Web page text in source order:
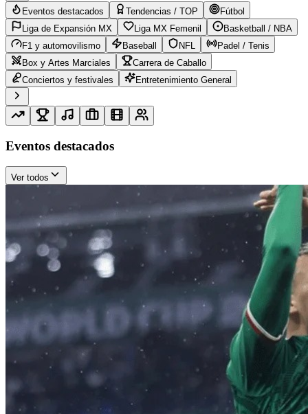
Eventos destacados Tendencias / TOP
Fútbol
Liga de Expansión MX
Liga MX Femenil
Basketball / NBA
F1 y automovilismo
Baseball NFL
Padel / Tenis
Box y Artes Marciales
Carrera de Caballo
Conciertos y festivales
Entretenimiento General
Eventos destacados
Ver todos